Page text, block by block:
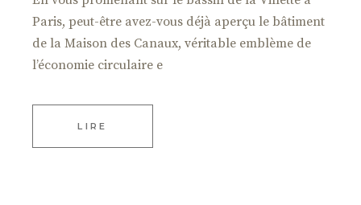
Paris, peut-être avez-vous déjà aperçu le bâtiment
de la Maison des Canaux, véritable emblème de
l’économie circulaire e
LIRE